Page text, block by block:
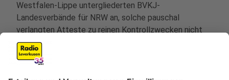
Westfalen-Lippe untergliederten BVKJ-
Landesverbände für NRW an, solche pauschal
verlangten Atteste zu reinen Kontrollzwecken nicht
mehr auszustellen.
Anzeige